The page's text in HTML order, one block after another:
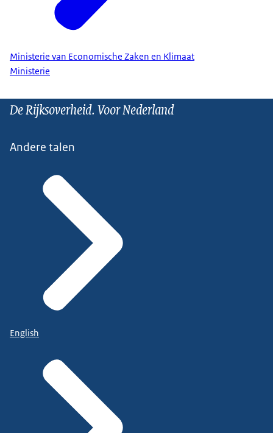
Ministerie van Economische Zaken en Klimaat
Ministerie
De Rijksoverheid. Voor Nederland
Andere talen
English